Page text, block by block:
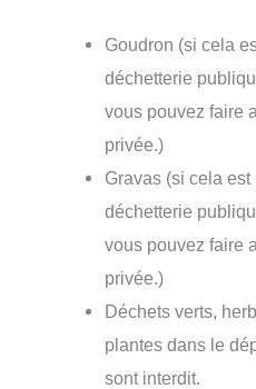
Goudron (si cela
déchetterie
vous pouvez faire
privée.)
Gravas (si cela
déchetterie
vous pouvez faire
privée.)
Déchets verts,
plantes dans le
sont interdit.